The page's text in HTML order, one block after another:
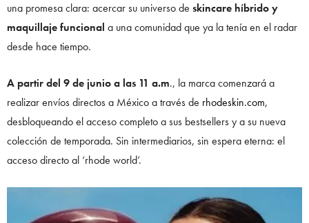
una promesa clara: acercar su universo de skincare híbrido y
maquillaje funcional a una comunidad que ya la tenía en el radar
desde hace tiempo.
A partir del 9 de junio a las 11 a.m., la marca comenzará a
realizar envíos directos a México a través de rhodeskin.com,
desbloqueando el acceso completo a sus bestsellers y a su nueva
colección de temporada. Sin intermediarios, sin espera eterna: el
acceso directo al ‘rhode world’.